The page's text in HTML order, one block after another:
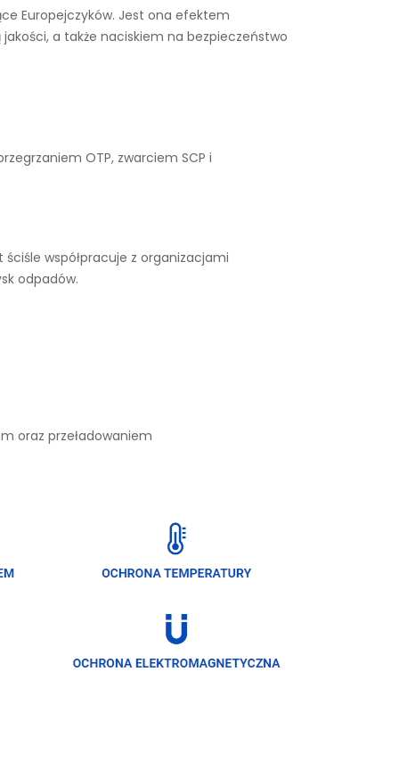
Europejczyków. Jest ona efektem
a także naciskiem na bezpieczeństwo
OTP, zwarciem SCP i
współpracuje z organizacjami
odpadów.
oraz przeładowaniem